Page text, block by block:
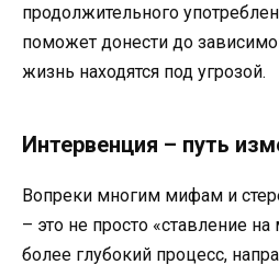
продолжительного
поможет донести до
жизнь находятся под угрозой.
Интервенция – путь
Вопреки многим мифам и
– это не просто «ставление на
более глубокий процесс,